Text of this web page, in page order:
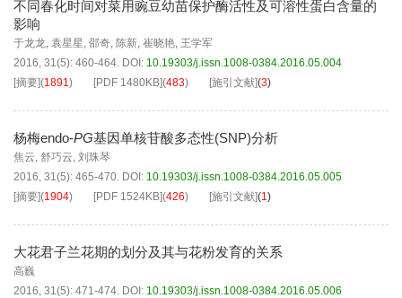
不同春化时间对菜用豌豆幼苗保护酶活性及可溶性蛋白含量的
影响
于龙龙, 袁星星, 邵奇, 陈新, 崔晓艳, 王学军
2016, 31(5): 460-464. DOI: 10.19303/j.issn.1008-0384.2016.05.004
[摘要](1891) [PDF 1480KB](483) [施引文献](3)
杨梅endo-PG基因单核苷酸多态性(SNP)分析
焦云, 舒巧云, 刘珠琴
2016, 31(5): 465-470. DOI: 10.19303/j.issn.1008-0384.2016.05.005
[摘要](1904) [PDF 1524KB](426) [施引文献](1)
大花君子兰花期的划分及其与花粉发育的关系
高巍
2016, 31(5): 471-474. DOI: 10.19303/j.issn.1008-0384.2016.05.006